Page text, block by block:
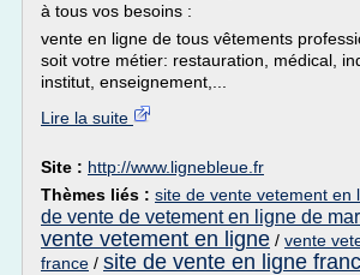
à tous vos besoins :
vente en ligne de tous vêtements
soit votre métier: restauration, médical,
institut, enseignement,...
Lire la suite
Site : http://www.lignebleue.fr
Thèmes liés : site de vente vetement en
de vente de vetement en ligne de
vente vetement en ligne / vente
france / site de vente en ligne